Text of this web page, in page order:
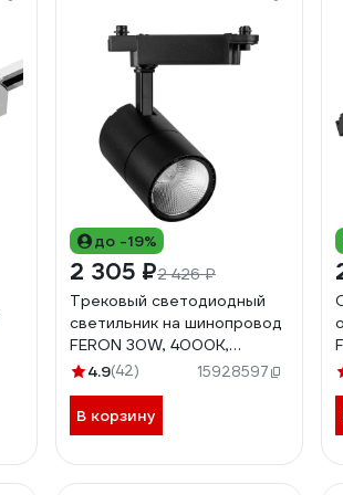
до -19%
2 305 ₽2 426 ₽
Трековый светодиодный
светильник на шинопровод
FERON 30W, 4000К,
черный, AL103 32522
4.9(42) 15928597
В корзину